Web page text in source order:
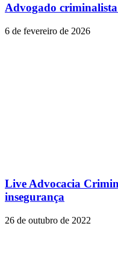
Advogado
6 de fevereiro de 2026
Live Advocacia
insegurança
26 de outubro de 2022